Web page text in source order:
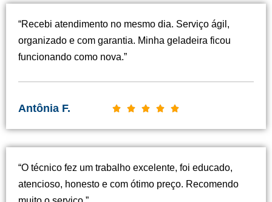
“Recebi atendimento no mesmo dia. Serviço ágil,
organizado e com garantia. Minha geladeira ficou
funcionando como nova.”
Antônia F.     C
s
i
“O técnico fez um trabalho excelente, foi educado,
atencioso, honesto e com ótimo preço. Recomendo